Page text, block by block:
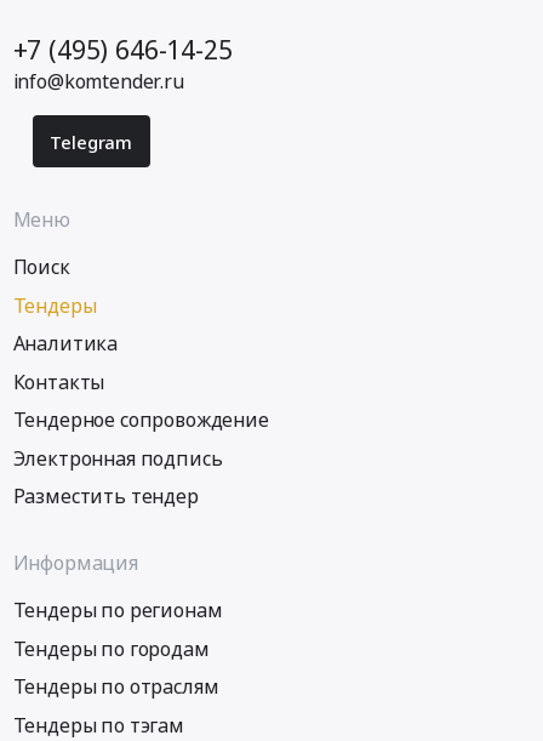
+7 (495) 646-14-25
info@komtender.ru
Telegram
Меню
Поиск
Тендеры
Аналитика
Контакты
Тендерное сопровождение
Электронная подпись
Разместить тендер
Информация
Тендеры по регионам
Тендеры по городам
Тендеры по отраслям
Тендеры по тэгам